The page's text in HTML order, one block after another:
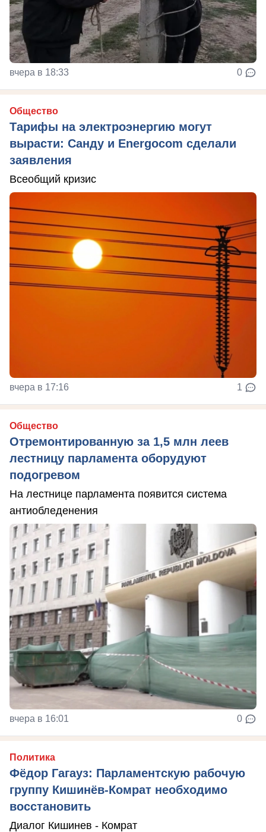
вчера в 18:33 0
Общество
Тарифы на электроэнергию могут
вырасти: Санду и Energocom сделали
заявления
Всеобщий кризис
вчера в 17:16 1
Общество
Отремонтированную за 1,5 млн леев
лестницу парламента оборудуют
подогревом
На лестнице парламента появится система
антиобледенения
вчера в 16:01 0
Политика
Фёдор Гагауз: Парламентскую рабочую
группу Кишинёв-Комрат необходимо
восстановить
Диалог Кишинев - Комрат